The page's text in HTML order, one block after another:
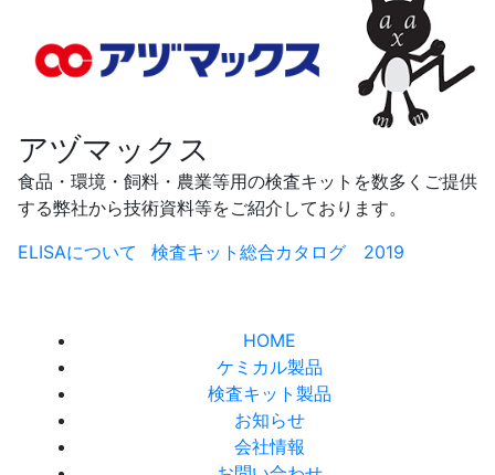
アヅマックス
食品・環境・飼料・農業等用の検査キットを数多くご提供
する弊社から技術資料等をご紹介しております。
ELISAについて
検査キット総合カタログ 2019
HOME
ケミカル製品
検査キット製品
お知らせ
会社情報